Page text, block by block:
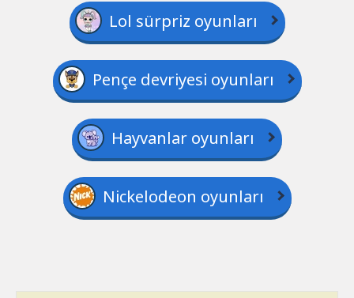
Lol sürpriz oyunları
Pençe devriyesi oyunları
Hayvanlar oyunları
Nickelodeon oyunları